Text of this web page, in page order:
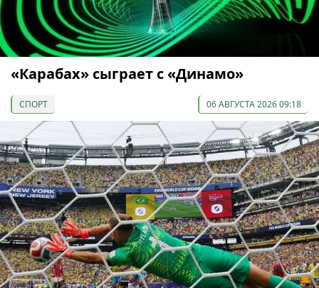
«Карабах» сыграет с «Динамо»
СПОРТ 06 АВГУСТА 2026 09:18